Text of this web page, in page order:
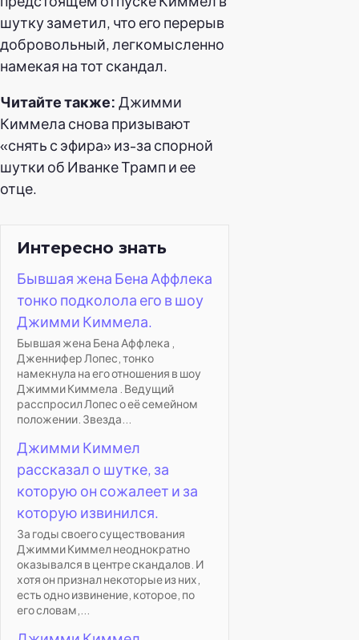
шутку заметил, что его перерыв
добровольный, легкомысленно
намекая на тот скандал.
Читайте также: Джимми
Киммела снова призывают
«снять с эфира» из-за спорной
шутки об Иванке Трамп и ее
отце.
Интересно знать
Бывшая жена Бена Аффлека
тонко подколола его в шоу
Джимми Киммела.
Бывшая жена Бена Аффлека ,
Дженнифер Лопес, тонко
намекнула на его отношения в шоу
Джимми Киммела . Ведущий
расспросил Лопес о её семейном
положении. Звезда...
Джимми Киммел
рассказал о шутке, за
которую он сожалеет и за
которую извинился.
За годы своего существования
Джимми Киммел неоднократно
оказывался в центре скандалов. И
хотя он признал некоторые из них,
есть одно извинение, которое, по
его словам,...